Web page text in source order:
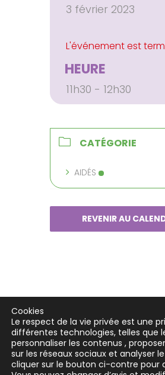
Connexion-membre
3 février 2023
HEURE
11h30 - 12h30
CATÉGORIE
AIDÉS
REVENIR AU
Cookies
Le respect de la vie privée est une
différentes technologies, telles que
personnaliser les contenus ,
sur les réseaux sociaux et analyser
cliquer sur le bouton ci-contre pour